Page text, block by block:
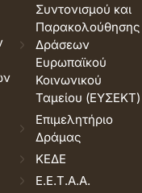
Συντονισμού και
Παρακολούθησης
Δράσεων
Ευρωπαϊκού
Κοινωνικού
Ταμείου (ΕΥΣΕΚΤ)
Επιμελητήριο
Δράμας
ΚΕΔΕ
Ε.Ε.Τ.Α.Α.